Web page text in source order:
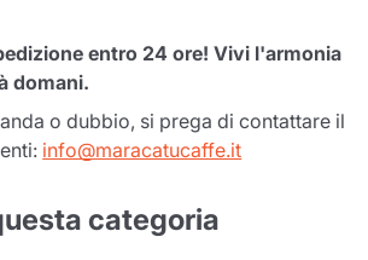
entro 24 ore! Vivi l'armonia
domani.
o dubbio, si prega di contattare il
info@maracatucaffe.it
categoria